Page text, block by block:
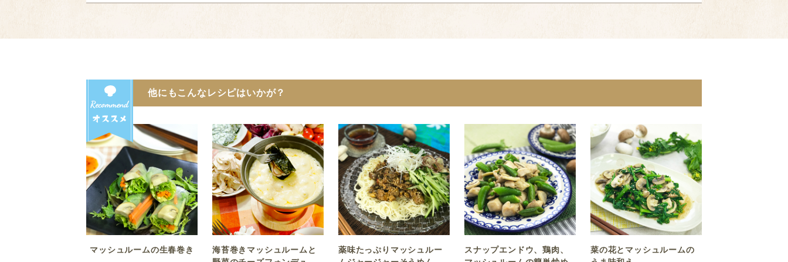
他にもこんなレシピはいかが？
マッシュルームの生春巻き
海苔巻きマッシュルームと
薬味たっぷりマッシュルー
スナップエンドウ、鶏肉、
菜の花とマッシュルームの